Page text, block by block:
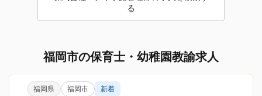
る
福岡市の保育士・幼稚園教諭求人
福岡県 福岡市 新着